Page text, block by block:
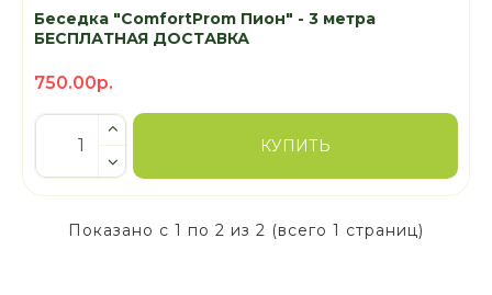
Беседка "ComfortProm Пион" - 3 метра
БЕСПЛАТНАЯ ДОСТАВКА
750.00р.
КУПИТЬ
Показано с 1 по 2 из 2 (всего 1 страниц)